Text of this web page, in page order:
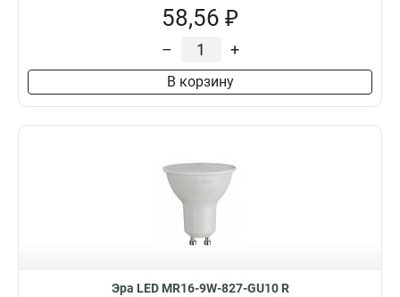
58,56 ₽
– +
В корзину
Эра LED MR16-9W-827-GU10 R